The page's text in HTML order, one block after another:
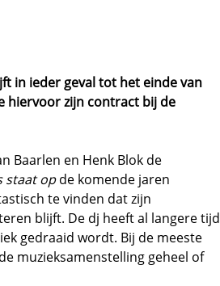
in ieder geval tot het einde van
hiervoor zijn contract bij de
Baarlen en Henk Blok de
staat opde komende jaren
te vinden dat zijn
blijft. De dj heeft al langere tijd
gedraaid wordt. Bij de meeste
muzieksamenstelling geheel of